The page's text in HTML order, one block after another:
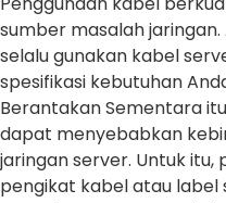
sumber masalah
selalu gunakan kabel
spesifikasi kebutuhan
Berantakan Sementara
dapat menyebabkan
jaringan server. Untuk
pengikat kabel atau label